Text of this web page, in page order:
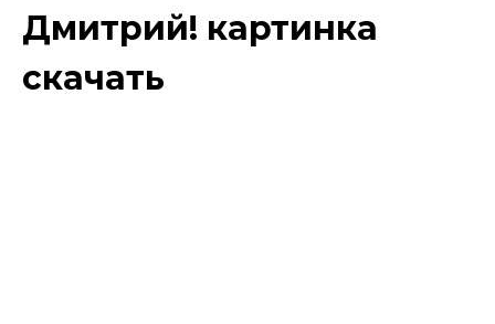
Дмитрий! картинка
скачать